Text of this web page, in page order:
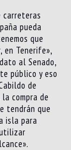
carreteras
pueda
que
en Tenerife»,
al Senado,
público y eso
de
compra de
tendrán que
isla para